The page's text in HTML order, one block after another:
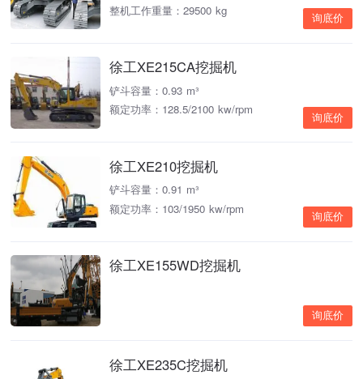
整机工作重量：29500 kg
询底价
徐工XE215CA挖掘机
铲斗容量：0.93 m³
额定功率：128.5/2100 kw/rpm
询底价
徐工XE210挖掘机
铲斗容量：0.91 m³
额定功率：103/1950 kw/rpm
询底价
徐工XE155WD挖掘机
询底价
徐工XE235C挖掘机